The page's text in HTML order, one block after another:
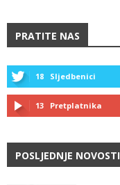
PRATITE NAS
18 Sljedbenici
13 Pretplatnika
POSLJEDNJE NOVOSTI